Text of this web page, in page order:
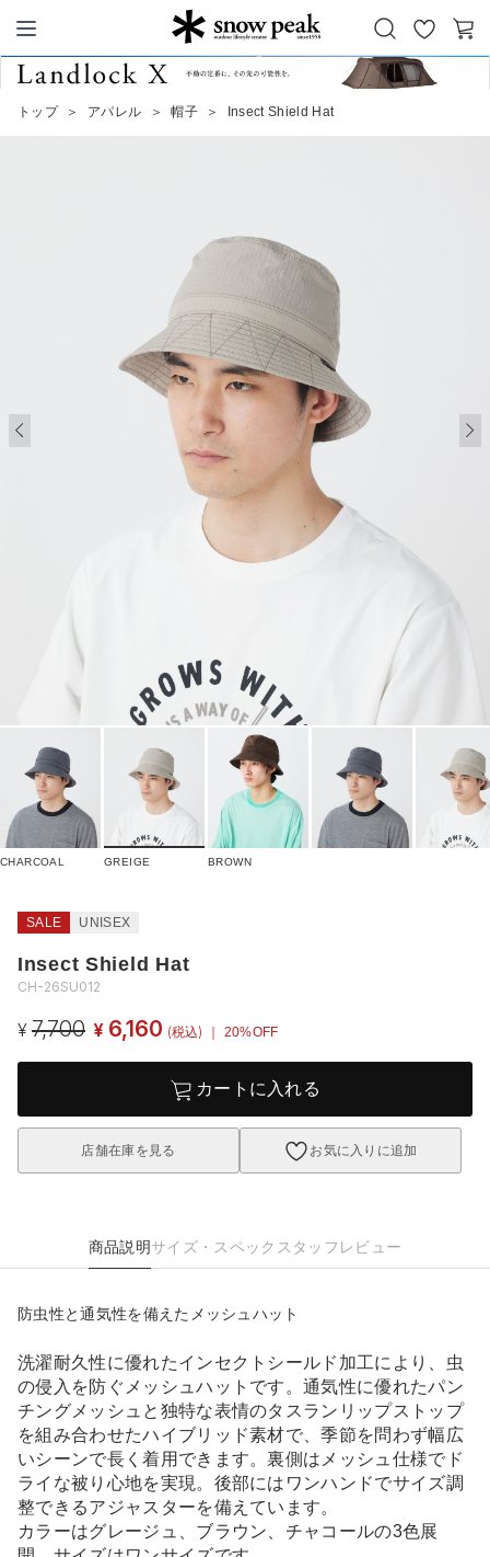
Snow Peak
お
気
カ
トップ ＞ アパレル ＞ 帽子 ＞ Insect Shield Hat
CHARCOAL GREIGE BROWN
SALE UNISEX
Insect Shield Hat
CH-26SU012
¥ 7,700 ¥ 6,160 (税込) ｜ 20%OFF
カートに入れる
店舗在庫を見る お気に入りに追加
商品説明サイズ・スペック スタッフレビュー
防虫性と通気性を備えたメッシュハット
洗濯耐久性に優れたインセクトシールド加工により、虫
の侵入を防ぐメッシュハットです。通気性に優れたパン
チングメッシュと独特な表情のタスランリップストップ
を組み合わせたハイブリッド素材で、季節を問わず幅広
いシーンで長く着用できます。裏側はメッシュ仕様でド
ライな被り心地を実現。後部にはワンハンドでサイズ調
整できるアジャスターを備えています。
カラーはグレージュ、ブラウン、チャコールの3色展